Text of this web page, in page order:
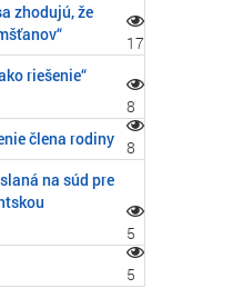
zhodujú, že
17
riešenie“
8
člena rodiny 8
na súd pre
5
5